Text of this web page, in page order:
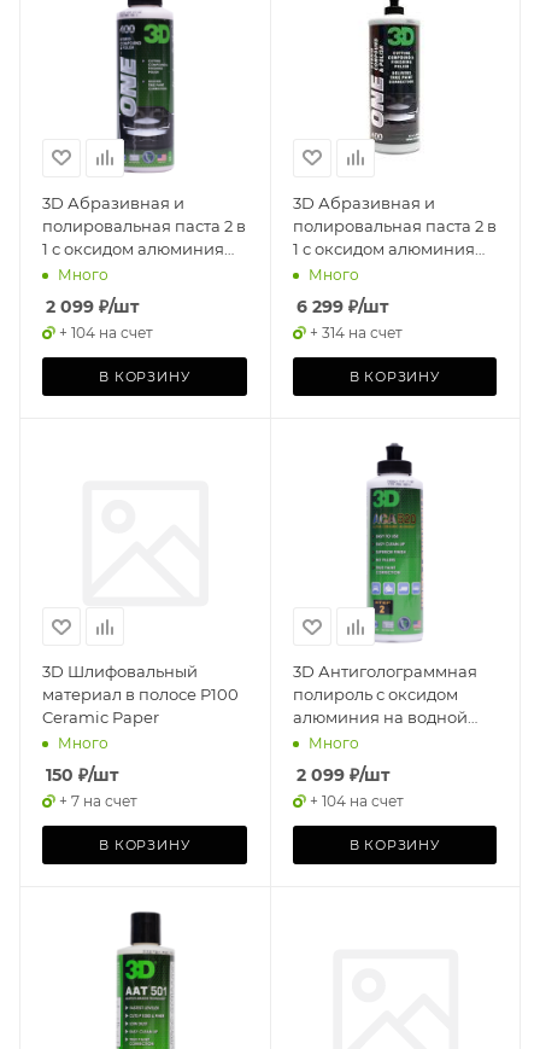
3D Абразивная и
полировальная паста 2 в
1 с оксидом алюминия
One Hybrid 0,237л
Много
2 099 ₽/шт
+ 104 на счет
В КОРЗИНУ
3D Абразивная и
полировальная паста 2 в
1 с оксидом алюминия
One Hybrid 0,95л
Много
6 299₽/шт
+ 314 на счет
В КОРЗИНУ
3D Шлифовальный
материал в полосе P100
Ceramic Paper
Много
150 ₽/шт
+ 7 на счет
В КОРЗИНУ
3D Антиголограммная
полироль с оксидом
алюминия на водной
основе ACA 520 Finishing
Polish 0,237л
Много
2 099₽/шт
+ 104 на счет
В КОРЗИНУ